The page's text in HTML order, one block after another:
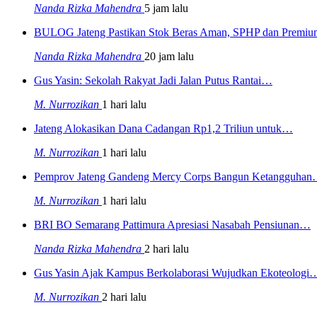
Nanda Rizka Mahendra 5 jam lalu
BULOG Jateng Pastikan Stok Beras Aman, SPHP dan
Nanda Rizka Mahendra 20 jam lalu
Gus Yasin: Sekolah Rakyat Jadi Jalan Putus Rantai…
M. Nurrozikan 1 hari lalu
Jateng Alokasikan Dana Cadangan Rp1,2 Triliun untuk…
M. Nurrozikan 1 hari lalu
Pemprov Jateng Gandeng Mercy Corps Bangun
M. Nurrozikan 1 hari lalu
BRI BO Semarang Pattimura Apresiasi Nasabah Pensiunan…
Nanda Rizka Mahendra 2 hari lalu
Gus Yasin Ajak Kampus Berkolaborasi Wujudkan
M. Nurrozikan 2 hari lalu